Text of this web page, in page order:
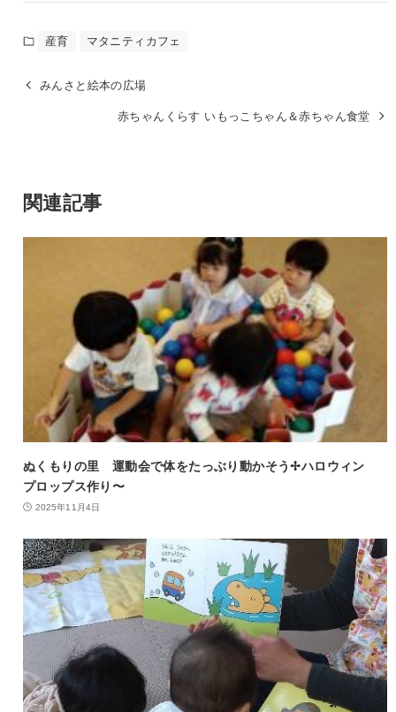
産育 マタニティカフェ
みんさと絵本の広場
赤ちゃんくらす いもっこちゃん＆赤ちゃん食堂
関連記事
ぬくもりの里 運動会で体をたっぶり動かそう✢ハロウィン
プロップス作り〜
2025年11月4日